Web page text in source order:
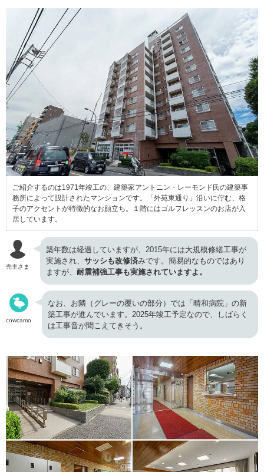
ご紹介するのは1971年竣工の、建築家アントニン・レーモンド氏の建築事
務所によって設計されたマンションです。「外苑東通り」沿いに佇む、格
子のアクセントが特徴的なお顔立ち。１階にはゴルフレッスンのお店が入
居しています。
売主さま
築年数は経過していますが、2015年には大規模修繕工事が
実施され、 サッシも改修済みです。簡易的なものではあり
ますが、 耐震補強工事も実施されていますよ。
cowcamo
なお、お隣（グレーの覆いの部分）では「晴和病院」の新
築工事が進んでいます。2025年竣工予定なので、しばらく
は工事音が聞こえてきそう。